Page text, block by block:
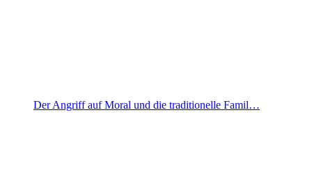
Der Angriff auf Moral und die traditionelle Famil…